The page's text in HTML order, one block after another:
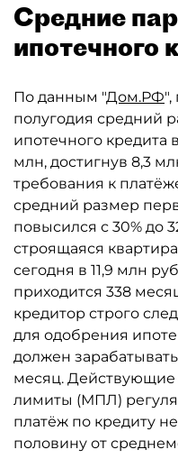
Средние
ипотечного
По данным "Дом.РФ",
полугодия средний
ипотечного кредита
млн, достигнув 8,3
требования к
средний размер
повысился с 30% до
строящаяся
сегодня в 11,9 млн
приходится 338
кредитор строго
для одобрения
должен
месяц.
лимиты (МПЛ)
платёж по кредиту
половину от